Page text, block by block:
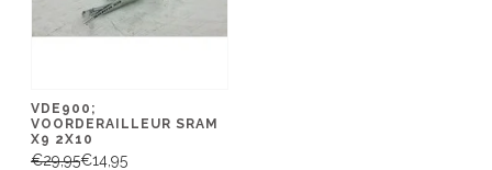
VDE900;
VOORDERAILLEUR SRAM
X9 2X10
€29,95€14,95